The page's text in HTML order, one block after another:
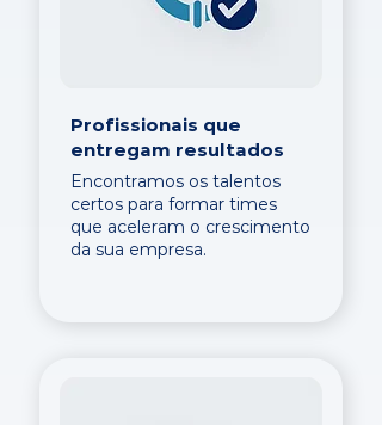
Profissionais que
entregam resultados
Encontramos os talentos
certos para formar times
que aceleram o crescimento
da sua empresa.